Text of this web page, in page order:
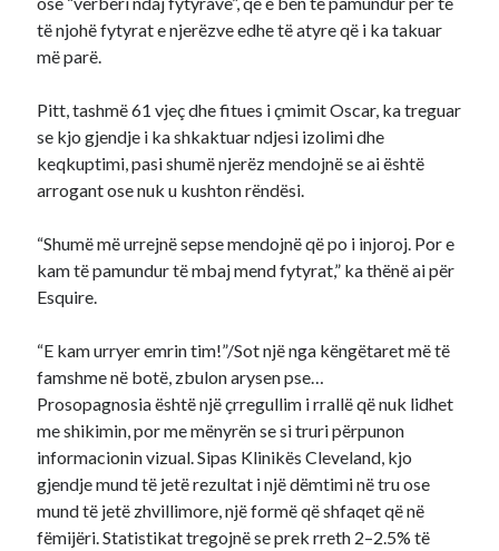
të njohë fytyrat e njerëzve edhe të atyre që i ka takuar
më parë.
Pitt, tashmë 61 vjeç dhe fitues i çmimit Oscar, ka treguar
se kjo gjendje i ka shkaktuar ndjesi izolimi dhe
keqkuptimi, pasi shumë njerëz mendojnë se ai është
arrogant ose nuk u kushton rëndësi.
“Shumë më urrejnë sepse mendojnë që po i injoroj. Por e
kam të pamundur të mbaj mend fytyrat,” ka thënë ai për
Esquire.
“E kam urryer emrin tim!”/Sot një nga këngëtaret më të
famshme në botë, zbulon arysen pse…
Prosopagnosia është një çrregullim i rrallë që nuk lidhet
me shikimin, por me mënyrën se si truri përpunon
informacionin vizual. Sipas Klinikës Cleveland, kjo
gjendje mund të jetë rezultat i një dëmtimi në tru ose
mund të jetë zhvillimore, një formë që shfaqet që në
fëmijëri. Statistikat tregojnë se prek rreth 2–2.5% të